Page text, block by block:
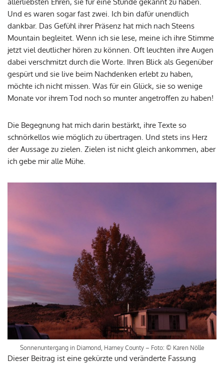
Und es waren sogar fast zwei. Ich bin dafür unendlich
dankbar. Das Gefühl ihrer Präsenz hat mich nach Steens
Mountain begleitet. Wenn ich sie lese, meine ich ihre Stimme
jetzt viel deutlicher hören zu können. Oft leuchten ihre Augen
dabei verschmitzt durch die Worte. Ihren Blick als Gegenüber
gespürt und sie live beim Nachdenken erlebt zu haben,
möchte ich nicht missen. Was für ein Glück, sie so wenige
Monate vor ihrem Tod noch so munter angetroffen zu haben!
Die Begegnung hat mich darin bestärkt, ihre Texte so
schnörkellos wie möglich zu übertragen. Und stets ins Herz
der Aussage zu zielen. Zielen ist nicht gleich ankommen, aber
ich gebe mir alle Mühe.
Sonnenuntergang in Diamond, Harney County – Foto: © Karen Nölle
Dieser Beitrag ist eine gekürzte und veränderte Fassung